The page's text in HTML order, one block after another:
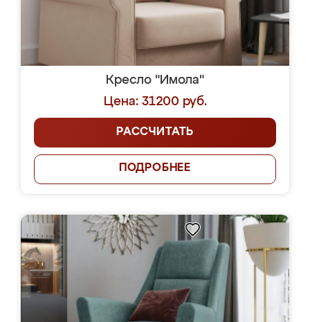
Кресло "Имола"
Цена: 31200 руб.
РАССЧИТАТЬ
ПОДРОБНЕЕ